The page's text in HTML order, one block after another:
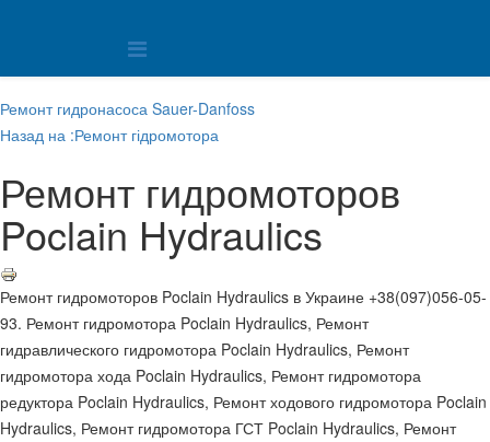
Ремонт гидронасоса Sauer-Danfoss
Назад на :Ремонт гідромотора
Ремонт гидромоторов
Poclain Hydraulics
Ремонт гидромоторов Poclain Hydraulics в Украине +38(097)056-05-
93. Ремонт гидромотора Poclain Hydraulics, Ремонт
гидравлического гидромотора Poclain Hydraulics, Ремонт
гидромотора хода Poclain Hydraulics, Ремонт гидромотора
редуктора Poclain Hydraulics, Ремонт ходового гидромотора Poclain
Hydraulics, Ремонт гидромотора ГСТ Poclain Hydraulics, Ремонт